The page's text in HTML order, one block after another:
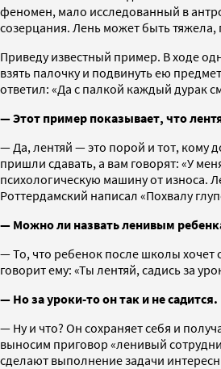
феномен, мало исследованный в
созерцания. Лень может быть
Приведу известный пример. В ходе
взять палочку и подвинуть ею
ответил: «Да с палкой каждый дурак
— Этот пример показывает, что
— Да, лентяй — это порой и тот, кому
пришли сдавать, а вам говорят: «У
психологическую машину от износа.
Роттердамский написал «Похвалу
— Можно ли назвать ленивым
— То, что ребенок после школы хочет
говорит ему: «Ты лентяй, садись за
— Но за уроки-то он так и не садится.
— Ну и что? Он сохраняет себя и
выносим приговор «ленивый
сделают выполнение задачи